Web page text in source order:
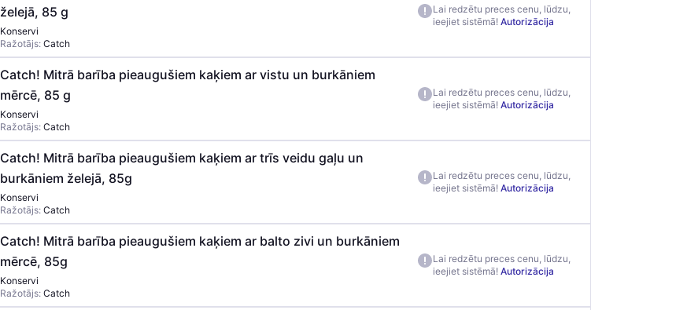
želejā, 85 g
Konservi
Ražotājs: Catch
Lai redzētu preces cenu, lūdzu,
ieejiet sistēmā! Autorizācija
Catch! Mitrā barība pieaugušiem kaķiem ar vistu un burkāniem
mērcē, 85 g
Konservi
Ražotājs: Catch
Lai redzētu preces cenu, lūdzu,
ieejiet sistēmā! Autorizācija
Catch! Mitrā barība pieaugušiem kaķiem ar trīs veidu gaļu un
burkāniem želejā, 85g
Konservi
Ražotājs: Catch
Lai redzētu preces cenu, lūdzu,
ieejiet sistēmā! Autorizācija
Catch! Mitrā barība pieaugušiem kaķiem ar balto zivi un burkāniem
mērcē, 85g
Konservi
Ražotājs: Catch
Lai redzētu preces cenu, lūdzu,
ieejiet sistēmā! Autorizācija